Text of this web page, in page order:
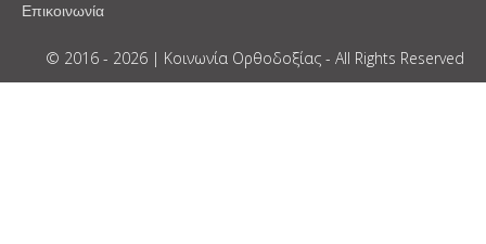
Επικοινωνία
© 2016 - 2026 | Κοινωνία Ορθοδοξίας - All Rights Reserved